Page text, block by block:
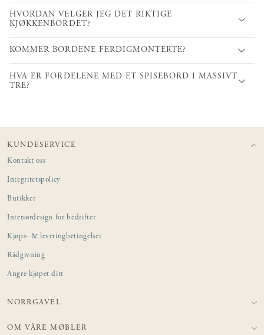
HVORDAN VELGER JEG DET RIKTIGE
KJØKKENBORDET?
KOMMER BORDENE FERDIGMONTERTE?
HVA ER FORDELENE MED ET SPISEBORD I MASSIVT
TRE?
KUNDESERVICE
Kontakt oss
Integritetspolicy
Butikker
Interiørdesign for bedrifter
Kjøps- & leveringbetingelser
Rådgivning
Angre kjøpet ditt
NORRGAVEL
OM VÅRE MØBLER